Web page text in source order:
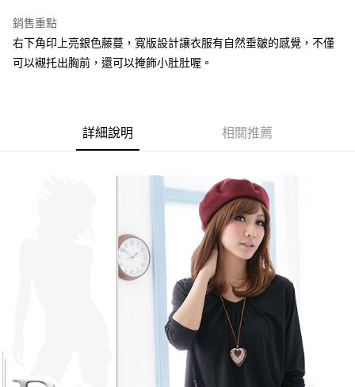
法說明評估內容。
【繳款方式說明】
1.分期款項不併入電信帳單，「大哥付你分期」於每月結算日後寄送繳費提
醒簡訊。
1.本服務係由「台灣大哥大股份有限公司」（以下簡稱本公司）所提供，讓
2.基於同意付款使用「大哥付你分期」之契約關係目的，商店將以您的個人
資料（包含姓名、電話或地址）提供予台灣大哥大進項蒐集、處理及利用，
由本公司與您本人進行分期帳單所需資料之確認、核對及更正。
https://oppay.tw/userRule
３．安心：先確認商品／服務後，再付款。
【「AFTEE先享後付」結帳流程】
１．於結帳方式選擇「AFTEE先享後付」後，將跳轉至「AFTEE先享後付」
※ 請注意：結帳手續完成當下不需立刻繳費，但若您需要取消訂單，請聯絡
購買商品的店家。未經商家同意取消之訂單仍視為有效，需透過AFTEE先享
※ 交易是否成功請以「AFTEE先享後付 」之結帳頁面顯示為準，若有關於
是否繳費成功／繳費後需取消欲退款等相關疑問，請聯繫「AFTEE先享後付
https://netprotections.freshdesk.com/support/home
１．透過由恩沛科技股份有限公司提供之「AFTEE先享後付」服務完成之交
易，需依本服務之必要範圍內提供個人資料，並將交易相關給付款項請求債
權轉讓予恩沛科技股份有限公司。
２．關於個人資料處理事宜，請瀏覽以下網址：
３．未成年的使用者請事先徵得法定代理人或監護人之同意方可使用
「AFTEE先享後付」，若未經同意申辦者引起之損失，本公司不負相關責
４．使用「AFTEE先享後付」時，將依據個別帳號之用戶狀況，依本公司即
時審查核予不同之上限額度；若仍有額度不足之情形，本公司將視審查結果
全家取貨付款
每筆NT$70，滿NT$699(含以上)免運費
每筆NT$70，滿NT$799(含以上)免運費
每筆NT$70，滿NT$699(含以上)免運費
每筆NT$100，滿NT$1,000(含以上)免運費
銷售重點
右下角印上亮銀色藤蔓，寬版設計讓衣服有自然垂皺的感覺，不僅
可以襯托出胸前，還可以掩飾小肚肚喔。
詳細說明 相關推薦